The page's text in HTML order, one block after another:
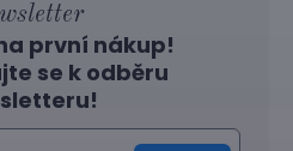
první nákup!
se k odběru